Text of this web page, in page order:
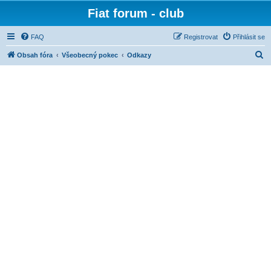
Fiat forum - club
FAQ Přihlásit se
Registrovat
Obsah fóra Všeobecný pokec Odkazy